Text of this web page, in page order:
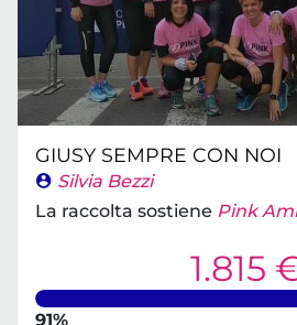
GIUSY SEMPRE CON NOI
Silvia Bezzi
La raccolta sostiene Pink
1.815
91%